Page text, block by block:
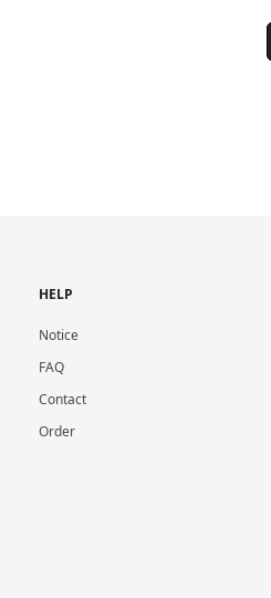
HELP
Notice
FAQ
Contact
Order